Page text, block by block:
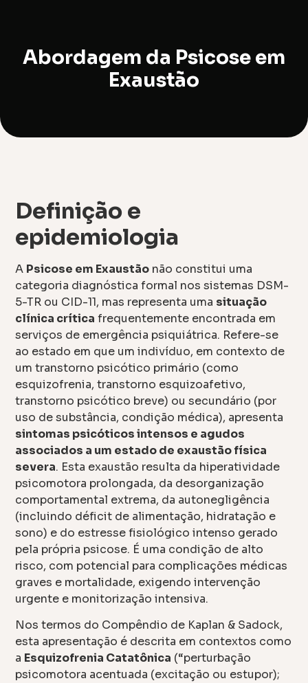
Abordagem da Psicose em
Exaustão
Definição e
epidemiologia
A Psicose em Exaustão não constitui uma
categoria diagnóstica formal nos sistemas DSM-
5-TR ou CID-11, mas representa uma situação
clínica crítica frequentemente encontrada em
serviços de emergência psiquiátrica. Refere-se
ao estado em que um indivíduo, em contexto de
um transtorno psicótico primário (como
esquizofrenia, transtorno esquizoafetivo,
transtorno psicótico breve) ou secundário (por
uso de substância, condição médica), apresenta
sintomas psicóticos intensos e agudos
associados a um estado de exaustão física
severa. Esta exaustão resulta da hiperatividade
psicomotora prolongada, da desorganização
comportamental extrema, da autonegligência
(incluindo déficit de alimentação, hidratação e
sono) e do estresse fisiológico intenso gerado
pela própria psicose. É uma condição de alto
risco, com potencial para complicações médicas
graves e mortalidade, exigendo intervenção
urgente e monitorização intensiva.
Nos termos do Compêndio de Kaplan & Sadock,
esta apresentação é descrita em contextos como
a Esquizofrenia Catatônica (“perturbação
psicomotora acentuada (excitação ou estupor);